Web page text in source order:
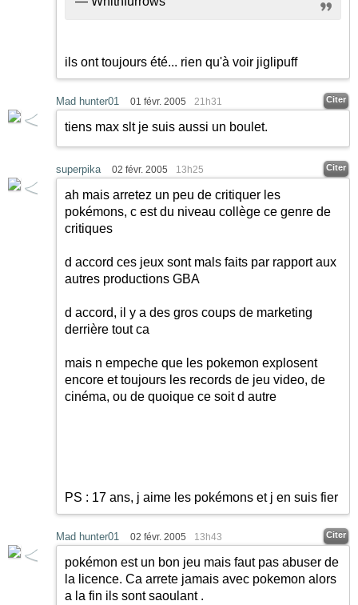
ils ont toujours été... rien qu'à voir jiglipuff
Mad hunter01 01 févr. 2005 21h31 Citer
tiens max slt je suis aussi un boulet.
superpika 02 févr. 2005 13h25 Citer
ah mais arretez un peu de critiquer les
pokémons, c est du niveau collège ce genre de
critiques
d accord ces jeux sont mals faits par rapport aux
autres productions GBA
d accord, il y a des gros coups de marketing
derrière tout ca
mais n empeche que les pokemon explosent
encore et toujours les records de jeu video, de
cinéma, ou de quoique ce soit d autre
PS : 17 ans, j aime les pokémons et j en suis fier
Mad hunter01 02 févr. 2005 13h43 Citer
pokémon est un bon jeu mais faut pas abuser de
la licence. Ca arrete jamais avec pokemon alors
a la fin ils sont saoulant .